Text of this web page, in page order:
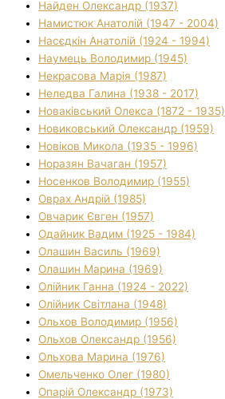
Найден Олександр (1937)
Намистюк Анатолій (1947 - 2004)
Насєдкін Анатолій (1924 - 1994)
Наумець Володимир (1945)
Некрасова Марія (1987)
Неледва Галина (1938 - 2017)
Новаківський Олекса (1872 - 1935)
Новиковський Олександр (1959)
Новіков Микола (1935 - 1996)
Норазян Вачаган (1957)
Носенков Володимир (1955)
Оврах Андрій (1985)
Овчарик Євген (1957)
Одайник Вадим (1925 - 1984)
Олашин Василь (1969)
Олашин Марина (1969)
Олійник Ганна (1924 - 2022)
Олійник Світлана (1948)
Ольхов Володимир (1956)
Ольхов Олександр (1956)
Ольхова Марина (1976)
Омельченко Олег (1980)
Опарій Олександр (1973)